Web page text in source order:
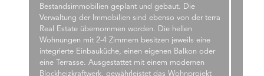
Bestandsimmobilien geplant und gebaut. Die
Verwaltung der Immobilien sind ebenso von der terra
Real Estate übernommen worden. Die hellen
Wohnungen mit 2-4 Zimmern besitzen jeweils eine
integrierte Einbauküche, einen eigenen Balkon oder
eine Terrasse. Ausgestattet mit einem modernen
Blockheizkraftwerk, gewährleistet das Wohnprojekt